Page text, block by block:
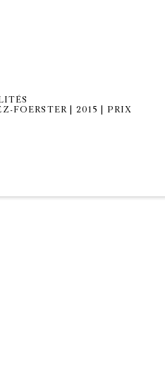
FOERSTER | 2015 | PRIX